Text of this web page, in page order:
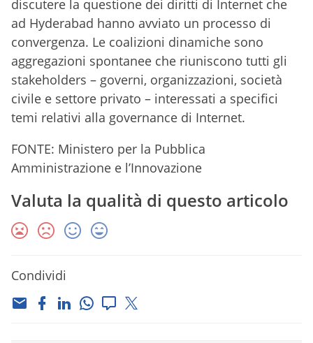
discutere la questione dei diritti di Internet che
ad Hyderabad hanno avviato un processo di
convergenza. Le coalizioni dinamiche sono
aggregazioni spontanee che riuniscono tutti gli
stakeholders – governi, organizzazioni, società
civile e settore privato – interessati a specifici
temi relativi alla governance di Internet.
FONTE: Ministero per la Pubblica
Amministrazione e l’Innovazione
Valuta la qualità di questo articolo
Condividi